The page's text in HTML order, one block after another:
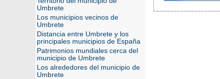
Umbrete
Los municipios vecinos de
Umbrete
Distancia entre Umbrete y los
principales municipios de España
Patrimonios mundiales cerca del
municipio de Umbrete
Los alrededores del municipio de
Umbrete